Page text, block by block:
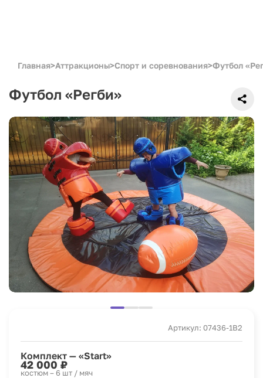
Главная>Аттракционы>Спорт и соревнования>Футбол
Футбол «Регби»
Артикул: 07436-1B2
Комплект — «Start»
42 000 ₽
костюм – 6 шт / мяч